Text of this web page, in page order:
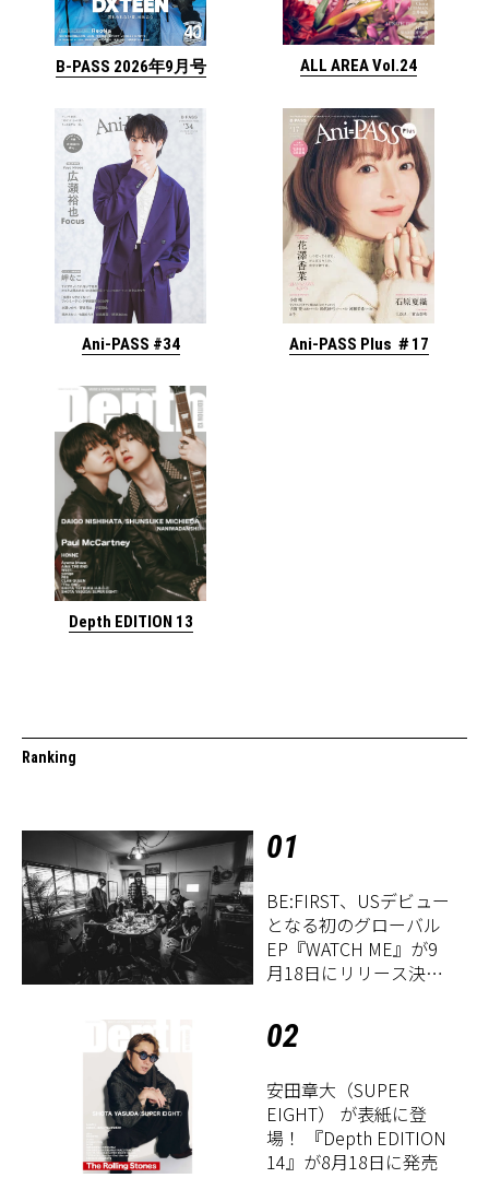
B-PASS 2026年9月号 ALL AREA Vol.24
Ani-PASS #34 Ani-PASS Plus ＃17
Depth EDITION 13
Ranking
01
BE:FIRST、USデビュー
となる初のグローバル
EP『WATCH ME』が9
月18日にリリース決
02
安田章大（SUPER
EIGHT） が表紙に登
場！ 『Depth EDITION
14』が8月18日に発売